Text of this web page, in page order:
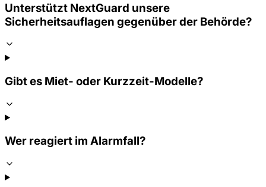
Unterstützt NextGuard unsere
Sicherheitsauflagen gegenüber der Behörde?
Gibt es Miet- oder Kurzzeit-Modelle?
Wer reagiert im Alarmfall?